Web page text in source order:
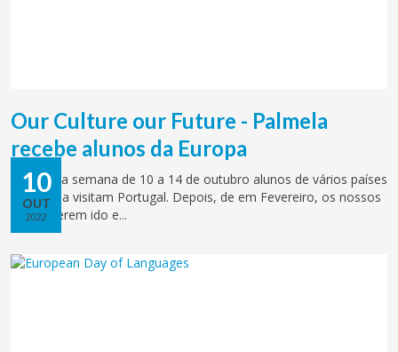
10
OUT
2022
Our Culture our Future - Palmela
recebe alunos da Europa
Durante a semana de 10 a 14 de outubro alunos de vários países
da Europa visitam Portugal. Depois, de em Fevereiro, os nossos
alunos terem ido e...